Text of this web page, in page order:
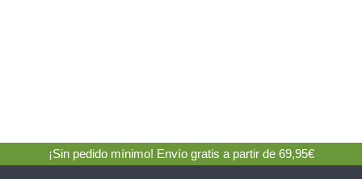
¡Sin pedido mínimo! Envío gratis a partir de 69,95€